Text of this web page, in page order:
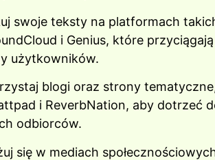
swoje teksty na platformach
i Genius, które przyciągają
użytkowników.
blogi oraz strony
i ReverbNation, aby dotrzeć
odbiorców.
się w mediach